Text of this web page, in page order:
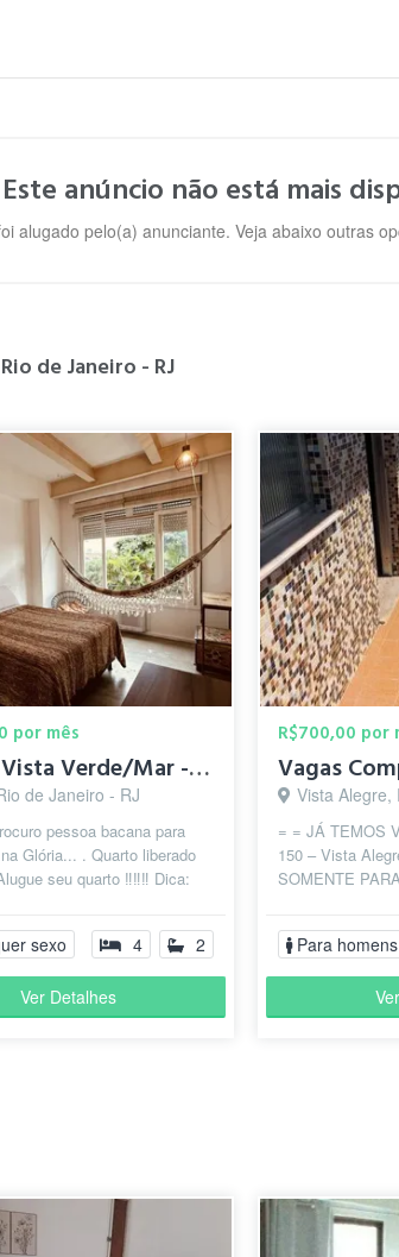
Este anúncio não está mais
alugado pelo(a) anunciante. Veja abaixo outras
de Janeiro - RJ
por mês
Quarto Vista Verde/Mar - Be No Glória - Residencial Coliving
de Janeiro - RJ
pessoa bacana para
Glória... . Quarto liberado
seu quarto ‼️‼️‼️ Dica:
sexo 4 2
Ver Detalhes
R$700,00 por
Vista Alegre,
= = JÁ TEMOS
150 – Vista
SOMENTE
Para homens